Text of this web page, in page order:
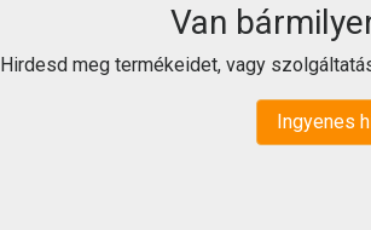
Van
Hirdesd meg termékeidet, vagy
Ingyenes